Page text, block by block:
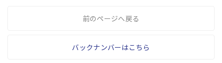
前のページへ戻る
バックナンバーはこちら